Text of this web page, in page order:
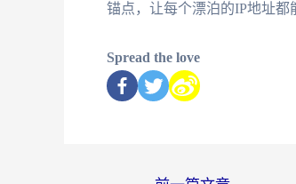
锚点，让每个漂泊的IP地址都
Spread the love